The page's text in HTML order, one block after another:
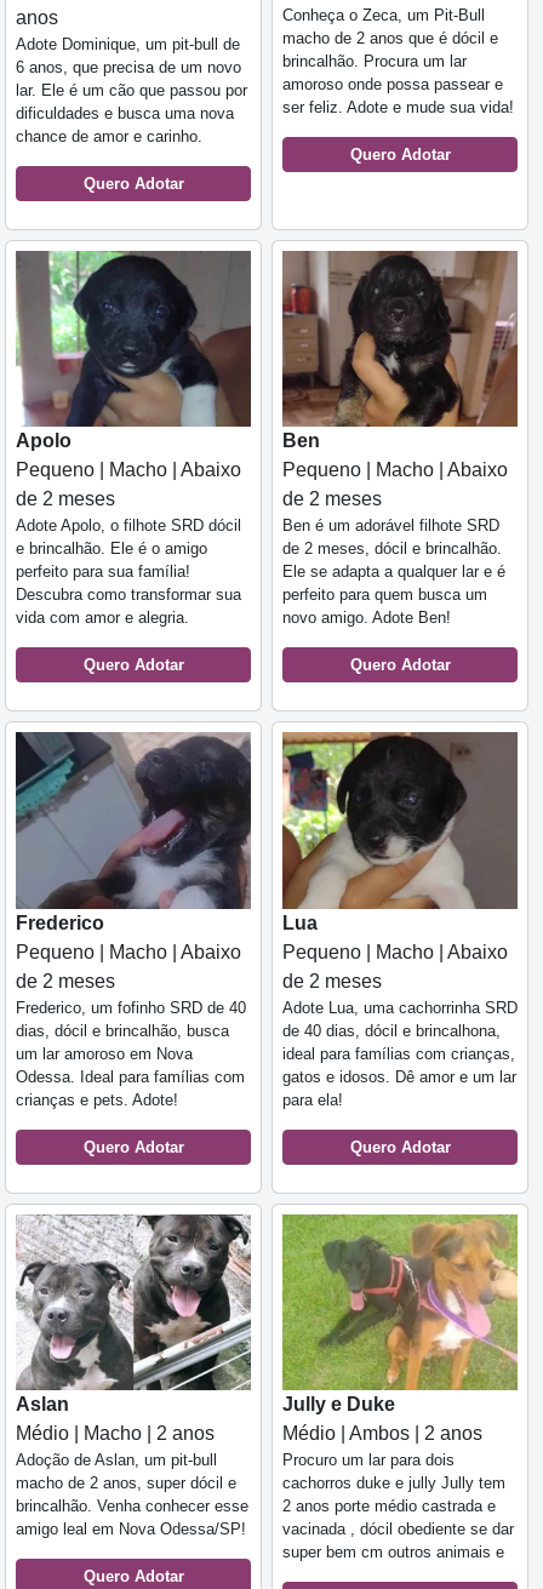
anos
Adote Dominique, um pit-bull de
6 anos, que precisa de um novo
lar. Ele é um cão que passou por
dificuldades e busca uma nova
chance de amor e carinho.
Quero Adotar
Conheça o Zeca, um Pit-Bull
macho de 2 anos que é dócil e
brincalhão. Procura um lar
amoroso onde possa passear e
ser feliz. Adote e mude sua vida!
Quero Adotar
Apolo
Pequeno | Macho | Abaixo
de 2 meses
Adote Apolo, o filhote SRD dócil
e brincalhão. Ele é o amigo
perfeito para sua família!
Descubra como transformar sua
vida com amor e alegria.
Quero Adotar
Ben
Pequeno | Macho | Abaixo
de 2 meses
Ben é um adorável filhote SRD
de 2 meses, dócil e brincalhão.
Ele se adapta a qualquer lar e é
perfeito para quem busca um
novo amigo. Adote Ben!
Quero Adotar
Frederico
Pequeno | Macho | Abaixo
de 2 meses
Frederico, um fofinho SRD de 40
dias, dócil e brincalhão, busca
um lar amoroso em Nova
Odessa. Ideal para famílias com
crianças e pets. Adote!
Quero Adotar
Lua
Pequeno | Macho | Abaixo
de 2 meses
Adote Lua, uma cachorrinha SRD
de 40 dias, dócil e brincalhona,
ideal para famílias com crianças,
gatos e idosos. Dê amor e um lar
para ela!
Quero Adotar
Aslan
Médio | Macho | 2 anos
Adoção de Aslan, um pit-bull
macho de 2 anos, super dócil e
brincalhão. Venha conhecer esse
amigo leal em Nova Odessa/SP!
Quero Adotar
Jully e Duke
Médio | Ambos | 2 anos
Procuro um lar para dois
cachorros duke e jully Jully tem
2 anos porte médio castrada e
vacinada , dócil obediente se dar
super bem cm outros animais e